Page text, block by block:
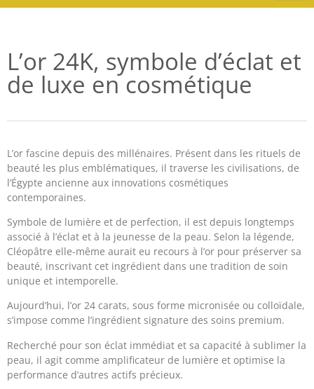
L’or 24K, symbole d’éclat et
de luxe en cosmétique
L’or fascine depuis des millénaires. Présent dans les rituels de
beauté les plus emblématiques, il traverse les civilisations, de
l’Égypte ancienne aux innovations cosmétiques
contemporaines.
Symbole de lumière et de perfection, il est depuis longtemps
associé à l’éclat et à la jeunesse de la peau. Selon la légende,
Cléopâtre elle-même aurait eu recours à l’or pour préserver sa
beauté, inscrivant cet ingrédient dans une tradition de soin
unique et intemporelle.
Aujourd’hui, l’or 24 carats, sous forme micronisée ou colloïdale,
s’impose comme l’ingrédient signature des soins premium.
Recherché pour son éclat immédiat et sa capacité à sublimer la
peau, il agit comme amplificateur de lumière et optimise la
performance d’autres actifs précieux.